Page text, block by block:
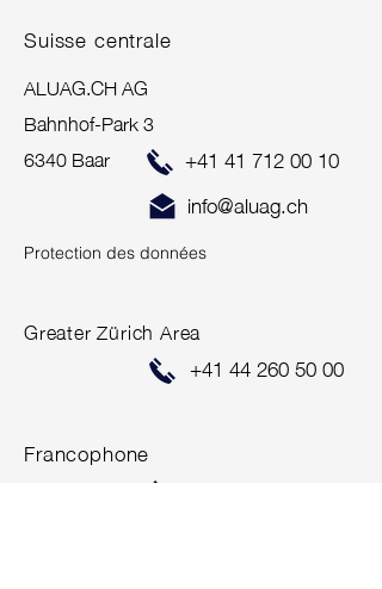
Suisse centrale
ALUAG.CH AG
Bahnhof-Park 3
6340 Baar
+41 41 712 00 10
info@aluag.ch
Protection des données
Greater Zürich Area
+41 44 260 50 00
Francophone